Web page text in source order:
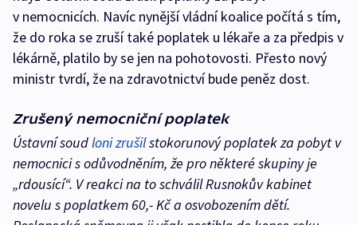
v nemocnicích. Navíc nynější vládní koalice počítá s tím,
že do roka se zruší také poplatek u lékaře a za předpis v
lékárně, platilo by se jen na pohotovosti. Přesto nový
ministr tvrdí, že na zdravotnictví bude peněz dost.
Zrušený nemocniční poplatek
Ústavní soudloni zrušilstokorunový poplatek za pobyt v
nemocnici s odůvodněním, že pro některé skupiny je
„rdousící“. V reakci na to schválil Rusnokův kabinet
novelu s poplatkem 60,- Kč a osvobozením dětí.